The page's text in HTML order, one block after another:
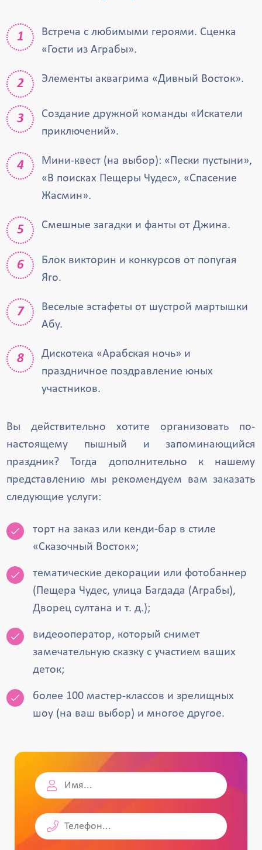
Встреча с любимыми героями. Сценка
«Гости из Аграбы».
Элементы аквагрима «Дивный Восток».
Создание дружной команды «Искатели
приключений».
Мини-квест (на выбор): «Пески пустыни»,
«В поисках Пещеры Чудес», «Спасение
Жасмин».
Смешные загадки и фанты от Джина.
Блок викторин и конкурсов от попугая
Яго.
Веселые эстафеты от шустрой мартышки
Абу.
Дискотека «Арабская ночь» и
праздничное поздравление юных
участников.
Вы действительно хотите организовать по-
настоящему пышный и запоминающийся
праздник? Тогда дополнительно к нашему
представлению мы рекомендуем вам заказать
следующие услуги:
торт на заказ или кенди-бар в стиле
«Сказочный Восток»;
тематические декорации или фотобаннер
(Пещера Чудес, улица Багдада (Аграбы),
Дворец султана и т. д.);
видеооператор, который снимет
замечательную сказку с участием ваших
деток;
более 100 мастер-классов и зрелищных
шоу (на ваш выбор) и многое другое.